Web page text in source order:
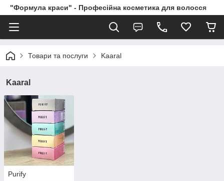
"Формула краси" - Професійна косметика для волосся
Товари та послуги Kaaral
Kaaral
Purify